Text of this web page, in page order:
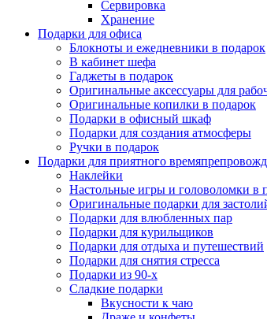
Сервировка
Хранение
Подарки для офиса
Блокноты и ежедневники в подарок
В кабинет шефа
Гаджеты в подарок
Оригинальные аксессуары для
Оригинальные копилки в подарок
Подарки в офисный шкаф
Подарки для создания атмосферы
Ручки в подарок
Подарки для приятного
Наклейки
Настольные игры и головоломки в
Оригинальные подарки для
Подарки для влюбленных пар
Подарки для курильщиков
Подарки для отдыха и путешествий
Подарки для снятия стресса
Подарки из 90-х
Сладкие подарки
Вкусности к чаю